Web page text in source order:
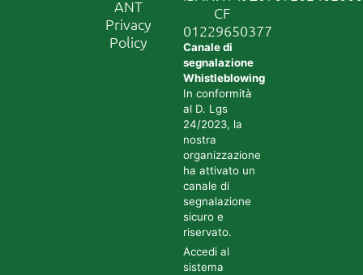
ANT
Privacy
Policy
CF
01229650377
Canale di
segnalazione
Whistleblowing
In conformità
al D. Lgs
24/2023, la
nostra
organizzazione
ha attivato un
canale di
segnalazione
sicuro e
riservato.
Accedi al
sistema